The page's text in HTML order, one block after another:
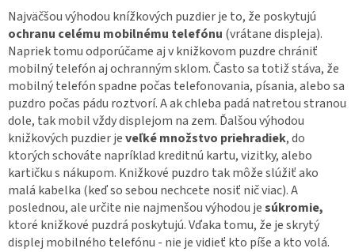
Najväčšou výhodou knížkových puzdier je to, že poskytujú
ochranu celému mobilnému telefónu (vrátane displeja).
Napriek tomu odporúčame aj v knižkovom puzdre chrániť
mobilný telefón aj ochranným sklom. Často sa totiž stáva, že
mobilný telefón spadne počas telefonovania, písania, alebo sa
puzdro počas pádu roztvorí. A ak chleba padá natretou stranou
dole, tak mobil vždy displejom na zem. Ďalšou výhodou
knižkových puzdier jeveľké množstvo priehradiek, do
ktorých schováte napríklad kreditnú kartu, vizitky, alebo
kartičku s nákupom. Knižkové puzdro tak môže slúžiť ako
malá kabelka (keď so sebou nechcete nosiť nič viac). A
poslednou, ale určite nie najmenšou výhodou jesúkromie,
ktoré knižkové puzdrá poskytujú. Vďaka tomu, že je skrytý
displej mobilného telefónu - nie je vidieť kto píše a kto volá.